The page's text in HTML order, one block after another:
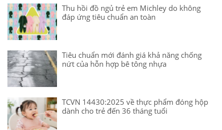
Thu hồi đồ ngủ trẻ em Michley do không
đáp ứng tiêu chuẩn an toàn
Tiêu chuẩn mới đánh giá khả năng chống
nứt của hỗn hợp bê tông nhựa
TCVN 14430:2025 về thực phẩm đóng hộp
dành cho trẻ đến 36 tháng tuổi